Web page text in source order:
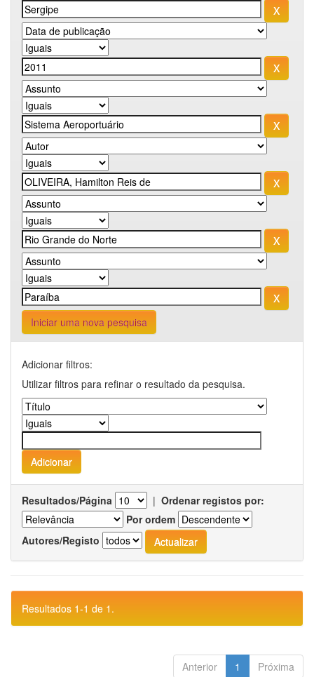
Iniciar uma nova pesquisa
Adicionar filtros:
Utilizar filtros para refinar o resultado da pesquisa.
Resultados/Página | Ordenar registos por:
Por ordem
Autores/Registo
Resultados 1-1 de 1.
Anterior 1 Próxima